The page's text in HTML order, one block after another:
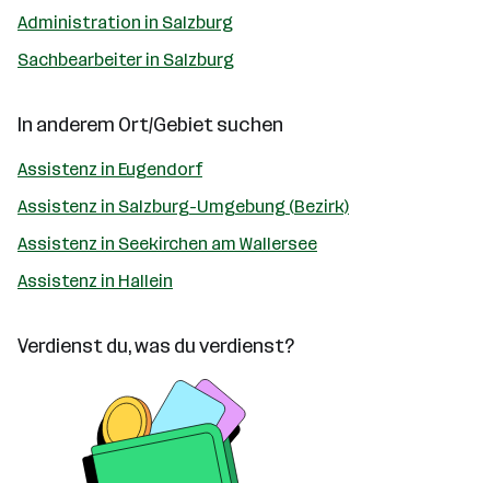
Administration in Salzburg
Sachbearbeiter in Salzburg
In anderem Ort/Gebiet suchen
Assistenz in Eugendorf
Assistenz in Salzburg-Umgebung (Bezirk)
Assistenz in Seekirchen am Wallersee
Assistenz in Hallein
Verdienst du, was du verdienst?